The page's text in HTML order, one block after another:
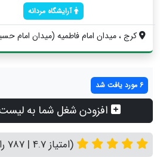
آرایشگاه مردانه
کرج ، میدان امام فاطمیه (میدان امام
6 مورد یافت شد
افزودن شغل شما به
(امتیاز 4.7 | 787 رای)